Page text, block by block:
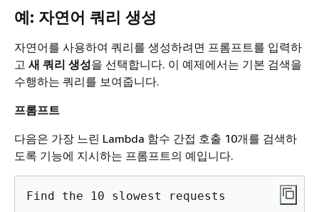
예: 자연어 쿼리 생성
자연어를 사용하여 쿼리를 생성하려면 프롬프트를 입력하
고 새 쿼리 생성을 선택합니다. 이 예제에서는 기본 검색을
수행하는 쿼리를 보여줍니다.
프롬프트
다음은 가장 느린 Lambda 함수 간접 호출 10개를 검색하
도록 기능에 지시하는 프롬프트의 예입니다.
Find the 10 slowest requests